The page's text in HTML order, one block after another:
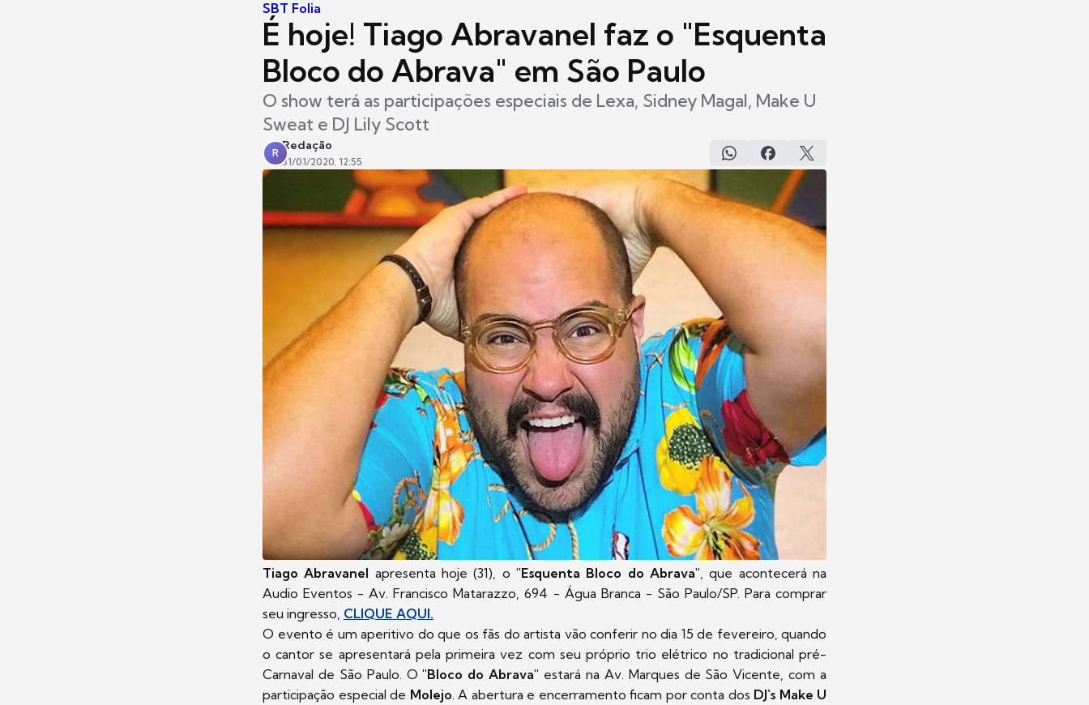
SBT Folia
É hoje! Tiago Abravanel faz o "Esquenta
Bloco do Abrava" em São Paulo
O show terá as participações especiais de Lexa, Sidney Magal, Make U
Sweat e DJ Lily Scott
R
Redação
31/01/2020, 12:55
Tiago Abravanel apresenta hoje (31), o"Esquenta Bloco do Abrava" , que acontecerá na
Audio Eventos - Av. Francisco Matarazzo, 694 - Água Branca - São Paulo/SP. Para comprar
seu ingresso, CLIQUE AQUI.
O evento é um aperitivo do que os fãs do artista vão conferir no dia 15 de fevereiro, quando
o cantor se apresentará pela primeira vez com seu próprio trio elétrico no tradicional pré-
Carnaval de São Paulo. O"Bloco do Abrava" estará na Av. Marques de São Vicente, com a
participação especial de Molejo . A abertura e encerramento ficam por conta dos DJ`s Make U